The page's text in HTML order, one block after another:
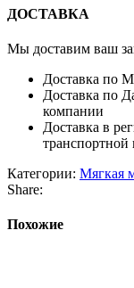
ДОСТАВКА
Мы доставим ваш
Доставка по
Доставка по
компании
Доставка в
транспортной
Категории: Мягкая
Share:
Похожие